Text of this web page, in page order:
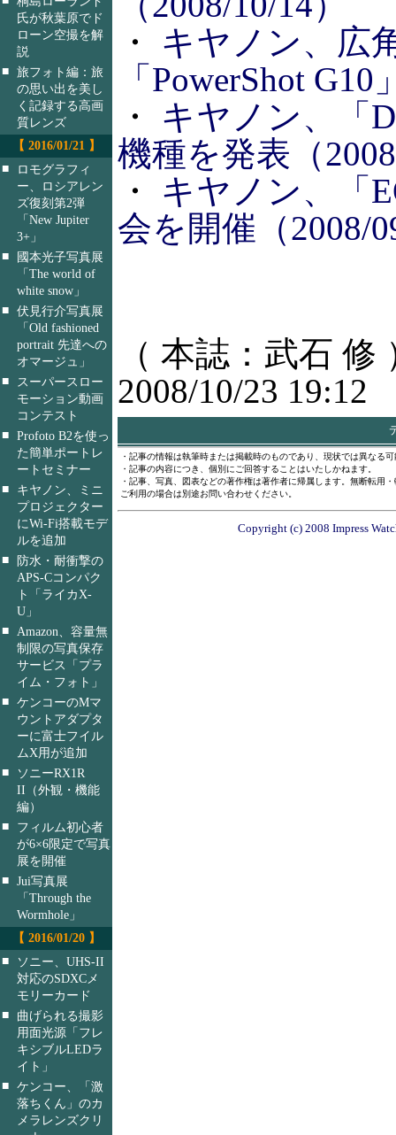
氏が秋葉原でド
ローン空撮を解
説
■ 旅フォト編：旅
の思い出を美し
く記録する高画
質レンズ
【 2016/01/21 】
■
ロモグラフィ
ー、ロシアレン
ズ復刻第2弾
「New Jupiter
3+」
■
國本光子写真展
「The world of
white snow」
■ 伏見行介写真展
「Old fashioned
portrait 先達への
オマージュ」
■
スーパースロー
モーション動画
コンテスト
■ Profoto B2を使っ
た簡単ポートレ
ートセミナー
■
キヤノン、ミニ
プロジェクター
にWi-Fi搭載モデ
ルを追加
■
防水・耐衝撃の
APS-Cコンパク
ト「ライカX-
U」
■
Amazon、容量無
制限の写真保存
サービス「プラ
イム・フォト」
■ ケンコーのMマ
ウントアダプタ
ーに富士フイル
ムX用が追加
■
ソニーRX1R
II（外観・機能
編）
■
フィルム初心者
が6×6限定で写真
展を開催
■ Jui写真展
「Through the
Wormhole」
【 2016/01/20 】
■
ソニー、UHS-II
対応のSDXCメ
モリーカード
■
曲げられる撮影
用面光源「フレ
キシブルLEDラ
イト」
■ ケンコー、「激
落ちくん」のカ
メラレンズクリ
・ キヤノン、広
「PowerShot
・ キヤノン、「
機種を発表（
・ キヤノン、「
会を開催（2008/
（ 本誌：武石 修
2008/10/23 19:12
・記事の情報は執筆時または掲載時のものであり、現状では異なる
・記事の内容につき、個別にご回答することはいたしかねます。
・記事、写真、図表などの著作権は著作者に帰属します。無断転用
ご利用の場合は別途お問い合わせください。
Copyright (c) 2008 Impress